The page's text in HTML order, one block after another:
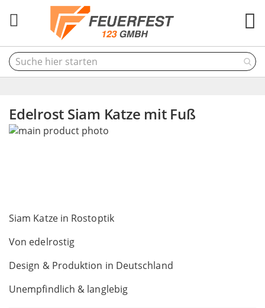
Edelrost Siam Katze mit Fuß
Siam Katze in Rostoptik
Von edelrostig
Design & Produktion in Deutschland
Unempfindlich & langlebig
Skip
gallery
to
beginning
the
images
gallery